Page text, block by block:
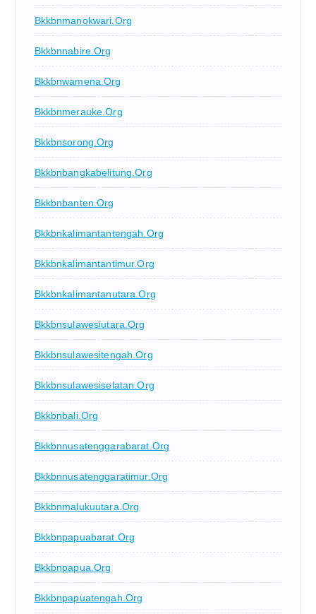
Bkkbnmanokwari.org
Bkkbnnabire.org
Bkkbnwamena.org
Bkkbnmerauke.org
Bkkbnsorong.org
Bkkbnbangkabelitung.org
Bkkbnbanten.org
Bkkbnkalimantantengah.org
Bkkbnkalimantantimur.org
Bkkbnkalimantanutara.org
Bkkbnsulawesiutara.org
Bkkbnsulawesitengah.org
Bkkbnsulawesiselatan.org
Bkkbnbali.org
Bkkbnnusatenggarabarat.org
Bkkbnnusatenggaratimur.org
Bkkbnmalukuutara.org
Bkkbnpapuabarat.org
Bkkbnpapua.org
Bkkbnpapuatengah.org